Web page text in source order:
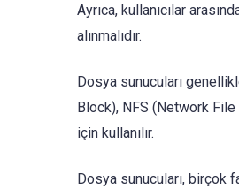
Ayrıca, kullanıcılar
alınmalıdır.
Dosya sunucuları
Block), NFS (Network
için kullanılır.
Dosya sunucuları, birçok